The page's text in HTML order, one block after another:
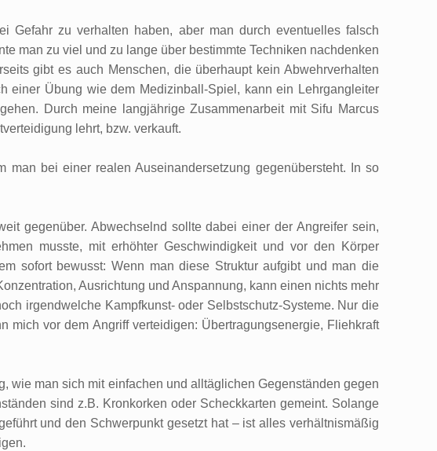
Gefahr zu verhalten haben, aber man durch eventuelles falsch
man zu viel und zu lange über bestimmte Techniken nachdenken
gibt es auch Menschen, die überhaupt kein Abwehrverhalten
einer Übung wie dem Medizinball-Spiel, kann ein Lehrgangleiter
Durch meine langjährige Zusammenarbeit mit Sifu Marcus
lehrt, bzw. verkauft.
bei einer realen Auseinandersetzung gegenübersteht. In so
gegenüber. Abwechselnd sollte dabei einer der Angreifer sein,
musste, mit erhöhter Geschwindigkeit und vor den Körper
sofort bewusst: Wenn man diese Struktur aufgibt und man die
Ausrichtung und Anspannung, kann einen nichts mehr
irgendwelche Kampfkunst- oder Selbstschutz-Systeme. Nur die
vor dem Angriff verteidigen: Übertragungsenergie, Fliehkraft
wie man sich mit einfachen und alltäglichen Gegenständen gegen
sind z.B. Kronkorken oder Scheckkarten gemeint. Solange
und den Schwerpunkt gesetzt hat – ist alles verhältnismäßig